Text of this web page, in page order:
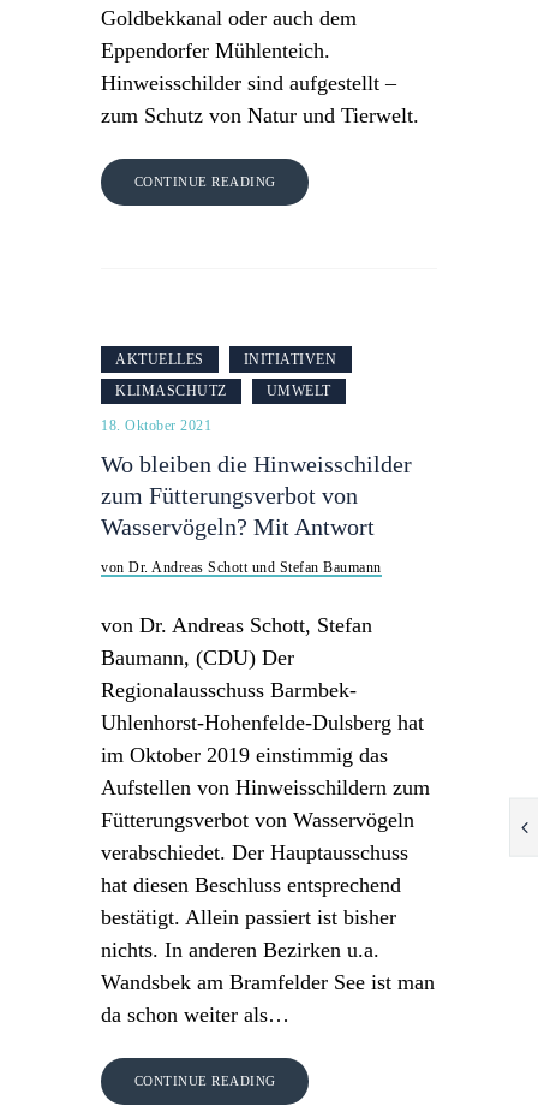
Goldbekkanal oder auch dem
Eppendorfer Mühlenteich.
Hinweisschilder sind aufgestellt –
zum Schutz von Natur und Tierwelt.
CONTINUE READING
AKTUELLES
INITIATIVEN
KLIMASCHUTZ
UMWELT
18. Oktober 2021
Wo bleiben die Hinweisschilder
zum Fütterungsverbot von
Wasservögeln? Mit Antwort
von Dr. Andreas Schott und Stefan Baumann
von Dr. Andreas Schott, Stefan
Baumann, (CDU) Der
Regionalausschuss Barmbek-
Uhlenhorst-Hohenfelde-Dulsberg hat
im Oktober 2019 einstimmig das
Aufstellen von Hinweisschildern zum
Fütterungsverbot von Wasservögeln
verabschiedet. Der Hauptausschuss
hat diesen Beschluss entsprechend
bestätigt. Allein passiert ist bisher
nichts. In anderen Bezirken u.a.
Wandsbek am Bramfelder See ist man
da schon weiter als…
CONTINUE READING